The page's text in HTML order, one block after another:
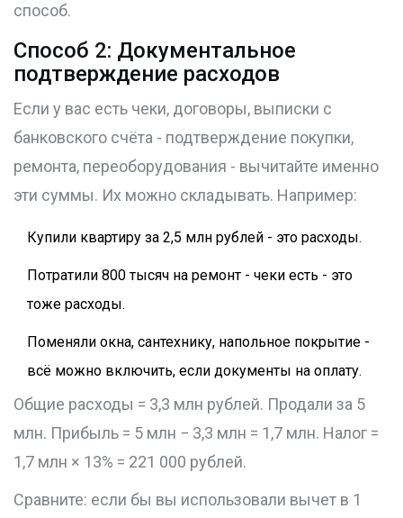
способ.
Способ 2: Документальное
подтверждение расходов
Если у вас есть чеки, договоры, выписки с
банковского счёта - подтверждение покупки,
ремонта, переоборудования - вычитайте именно
эти суммы. Их можно складывать. Например:
Купили квартиру за 2,5 млн рублей - это расходы.
Потратили 800 тысяч на ремонт - чеки есть - это
тоже расходы.
Поменяли окна, сантехнику, напольное покрытие -
всё можно включить, если документы на оплату.
Общие расходы = 3,3 млн рублей. Продали за 5
млн. Прибыль = 5 млн − 3,3 млн = 1,7 млн. Налог =
1,7 млн × 13% = 221 000 рублей.
Сравните: если бы вы использовали вычет в 1